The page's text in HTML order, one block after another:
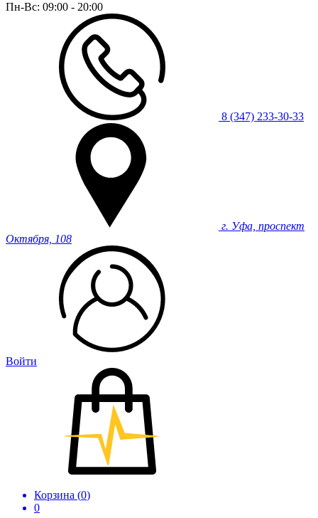
Пн-Вс: 09:00 - 20:00
8 (347) 233-30-33
г. Уфа, проспект
Октября, 108
Войти
Корзина (0)
0